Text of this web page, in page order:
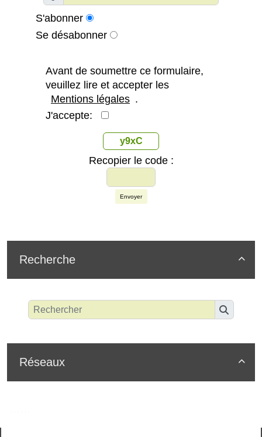
S'abonner
Se désabonner
Avant de soumettre ce formulaire,
veuillez lire et accepter les
Mentions légales .
J'accepte:
y9xC
Recopier le code :
Envoyer

Recherche

Réseaux